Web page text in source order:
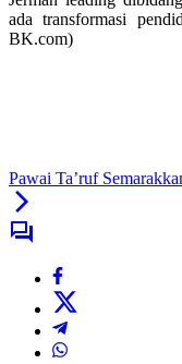
ada transformasi
BK.com)
Pawai Ta’ruf